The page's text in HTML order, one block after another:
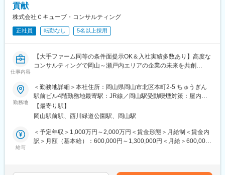
っていただきます。
改革、他）
＜地域が抱えるDX/SXの課題例＞
地域特有の産業構造と課題への対応など
＜当社のプロジェクト実例＞
https://www.ccube-consulting.co.jp/case/
＜未経験からの入社の決め手＞
「市のデジタル政策立案・DX推進を担当する中で、地域活性化に
貢献
株式会社Ｃキューブ・コンサルティング
正社員 転勤なし 5名以上採用
仕事内容
【大手ファーム同等の条件面提示OK＆入社実績多数あり】高度な
コンサルティングで岡山～瀬戸内エリアの企業の未来を共創
■ミッション：
プロジェクトマネージャーとして、地域が抱える多様な課題や地
域特有の状況に応じたソリューションの提供を通し、企業や自治
体、地域における課題に取り組み、ちゅうぎんグループの総合力
を生かしたコンサル支援をリーディングいただきます！
■遂行内容：
DX実行支援
勤務地
＜勤務地詳細＞本社住所：岡山県岡山市北区本町2-5 ちゅうぎん
駅前ビル4階勤務地最寄駅：JR線／岡山駅受動喫煙対策：屋内全
面禁煙変更の範囲：無
【最寄り駅】
岡山駅前駅、西川緑道公園駅、岡山駅
給与
＜予定年収＞1,000万円～2,000万円＜賃金形態＞月給制＜賃金内
訳＞月額（基本給）：600,000円～1,300,000円＜月給＞600,000